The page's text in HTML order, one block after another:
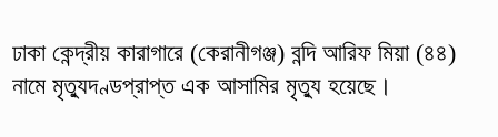
ঢাকা কেন্দ্রীয় কারাগারে (কেরানীগঞ্জ) বন্দি আরিফ মিয়া (৪৪)
নামে মৃত্যুদণ্ডপ্রাপ্ত এক আসামির মৃত্যু হয়েছে।